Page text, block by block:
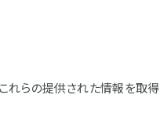
れらの提供された情報を取得